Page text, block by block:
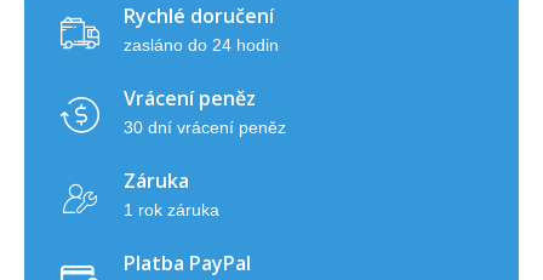
Rychlé doručení
zasláno do 24 hodin
Vrácení peněz
30 dní vrácení peněz
Záruka
1 rok záruka
Platba PayPal